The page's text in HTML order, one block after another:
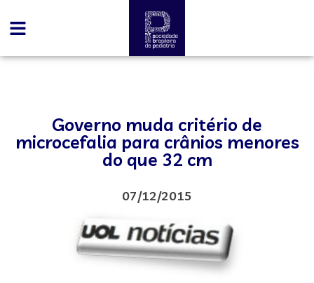
Governo muda critério de
microcefalia para crânios menores
do que 32 cm
07/12/2015